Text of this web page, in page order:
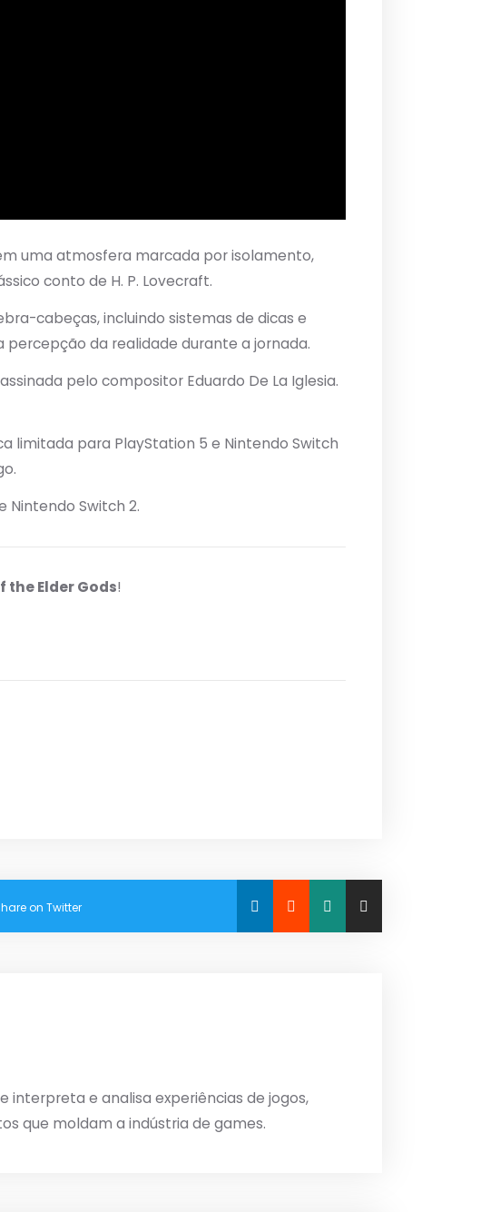
uma atmosfera marcada por isolamento,
conto de H. P. Lovecraft.
cabeças, incluindo sistemas de dicas e
percepção da realidade durante a jornada.
pelo compositor Eduardo De La Iglesia.
limitada para PlayStation 5 e Nintendo Switch
Nintendo Switch 2.
the Elder Gods!
on Twitter
interpreta e analisa experiências de jogos,
que moldam a indústria de games.